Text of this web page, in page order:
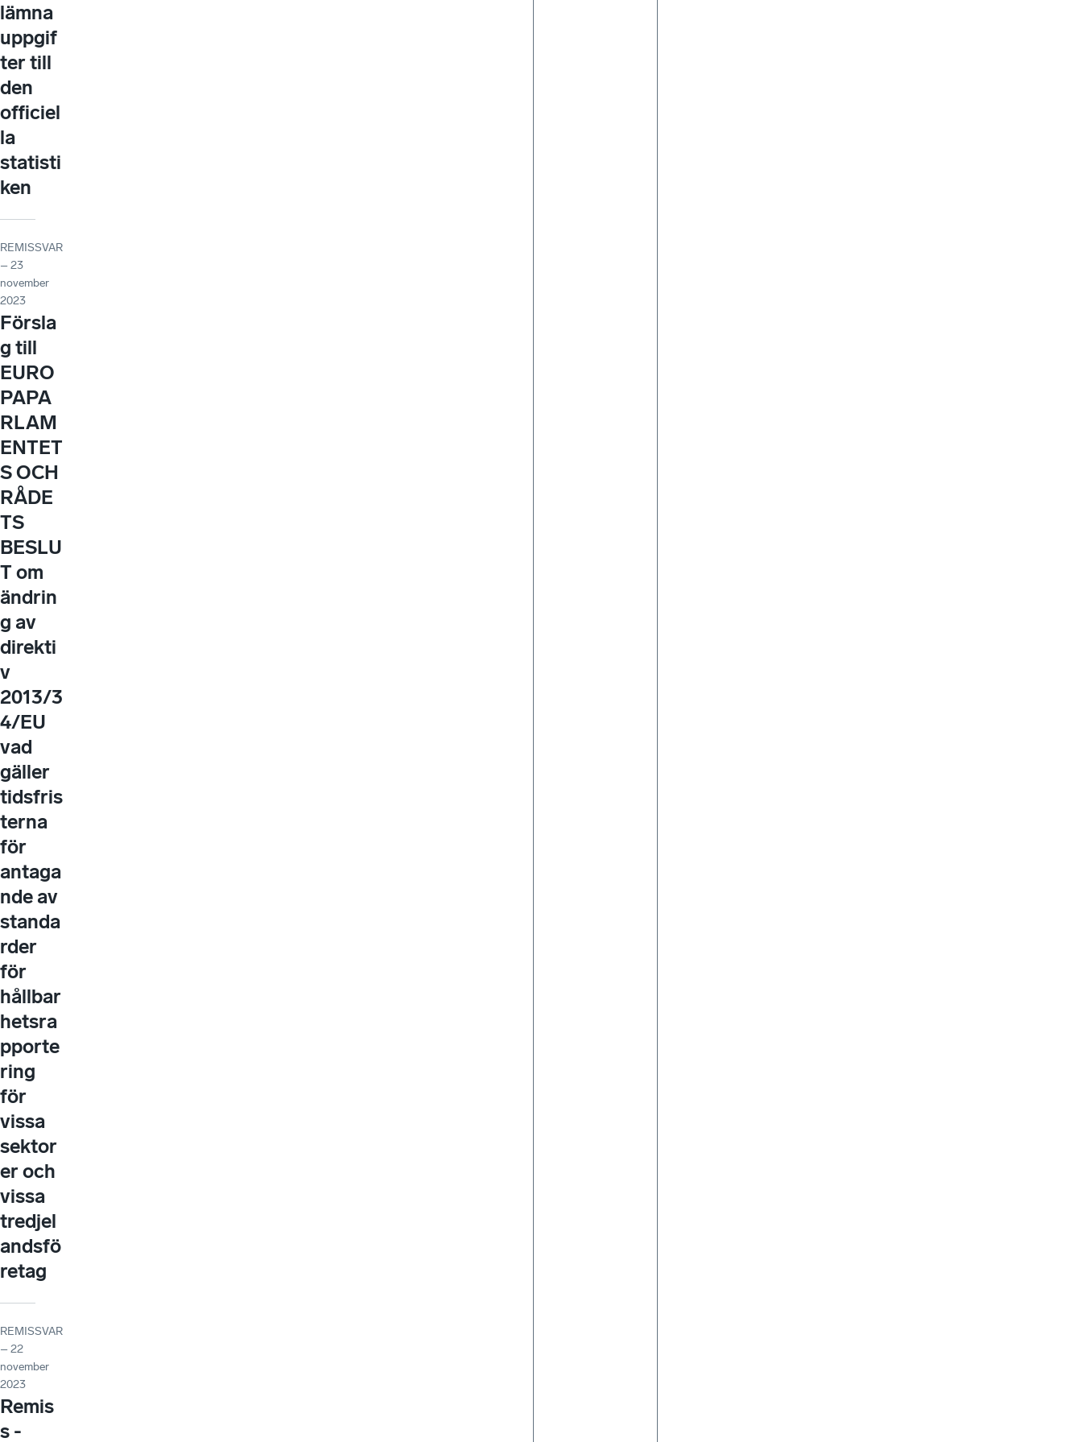
lämna
uppgif
ter till
den
officiel
la
statisti
ken
REMISSVAR
– 23
november
2023
Försla
g till
EURO
PAPA
RLAM
ENTET
S OCH
RÅDE
TS
BESLU
T om
ändrin
g av
direkti
v
2013/3
4/EU
vad
gäller
tidsfris
terna
för
antaga
nde av
standa
rder
för
hållbar
hetsra
pporte
ring
för
vissa
sektor
er och
vissa
tredjel
andsfö
retag
REMISSVAR
– 22
november
2023
Remis
s -